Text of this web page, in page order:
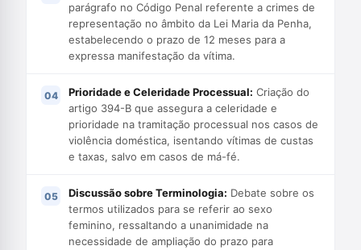
parágrafo no Código Penal referente a crimes de
representação no âmbito da Lei Maria da Penha,
estabelecendo o prazo de 12 meses para a
expressa manifestação da vítima.
Prioridade e Celeridade Processual: Criação do
artigo 394-B que assegura a celeridade e
prioridade na tramitação processual nos casos de
violência doméstica, isentando vítimas de custas
e taxas, salvo em casos de má-fé.
Discussão sobre Terminologia: Debate sobre os
termos utilizados para se referir ao sexo
feminino, ressaltando a unanimidade na
necessidade de ampliação do prazo para